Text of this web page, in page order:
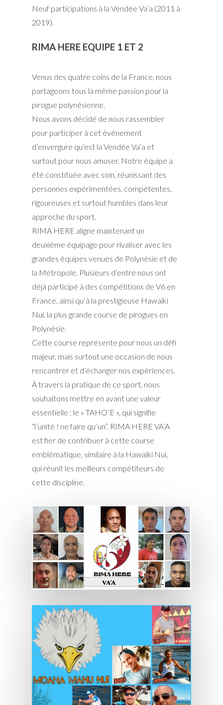
Neuf participations à la Vendée Va’a (2011 à
2019).
RIMA HERE EQUIPE 1 ET 2
Venus des quatre coins de la France, nous
partageons tous la même passion pour la
pirogue polynésienne.
Nous avons décidé de nous rassembler
pour participer à cet événement
d’envergure qu’est la Vendée Va’a et
surtout pour nous amuser. Notre équipe a
été constituée avec soin, réunissant des
personnes expérimentées, compétentes,
rigoureuses et surtout humbles dans leur
approche du sport.
RIMA HERE aligne maintenant un
deuxième équipage pour rivaliser avec les
grandes équipes venues de Polynésie et de
la Métropole. Plusieurs d’entre nous ont
déjà participé à des compétitions de V6 en
France, ainsi qu’à la prestigieuse Hawaiki
Nui, la plus grande course de pirogues en
Polynésie.
Cette course représente pour nous un défi
majeur, mais surtout une occasion de nous
rencontrer et d’échanger nos expériences.
À travers la pratique de ce sport, nous
souhaitons mettre en avant une valeur
essentielle : le « TAHO’E », qui signifie
“l’unité ! ne faire qu’un”. RIMA HERE VA’A
est fier de contribuer à cette course
emblématique, similaire à la Hawaiki Nui,
qui réunit les meilleurs compétiteurs de
cette discipline.